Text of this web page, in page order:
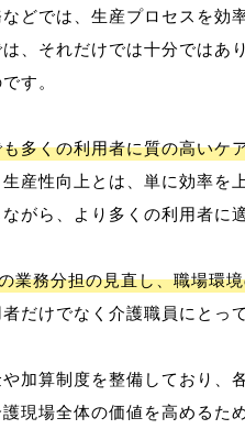
どでは、生産プロセスを効
、それだけでは十分ではあ
す。
多くの利用者に質の高いケ
産性向上とは、単に効率を
がら、より多くの利用者に
業務分担の見直し、職場環
だけでなく介護職員にとっ
加算制度を整備しており、
現場全体の価値を高めるた